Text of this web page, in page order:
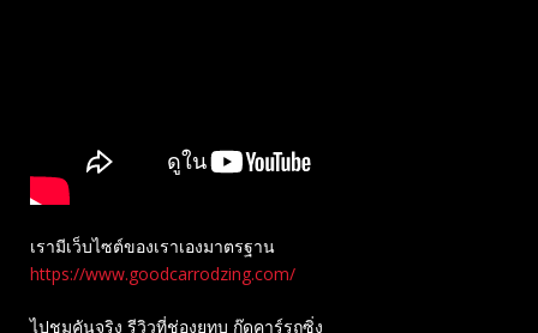
เรามีเว็บไซต์ของเราเองมาตรฐาน
https://www.goodcarrodzing.com/
ไปชมคันจริง รีวิวที่ช่องยู​ทูบ​ กู๊ดคาร์รถซิ่ง